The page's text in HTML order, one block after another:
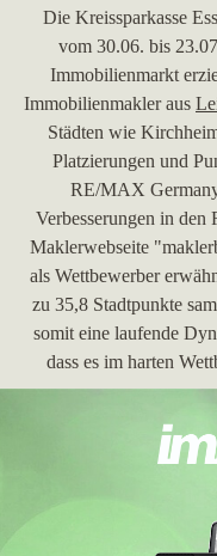
Die Kreissparkasse
vom 30.06. bis
Immobilienmarkt
Immobilienmakler aus
Städten wie
Platzierungen und
RE/MAX
Verbesserungen in
Maklerwebseite
als Wettbewerber
zu 35,8 Stadtpunkte
somit eine laufende
dass es im harten
In den Wochen